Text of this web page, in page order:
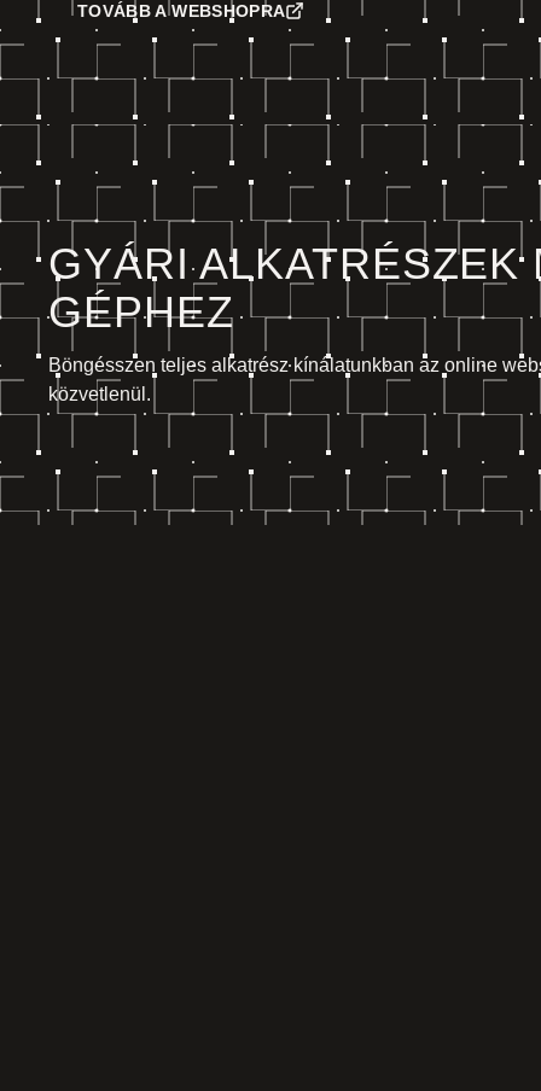
TOVÁBB A WEBSHOPRA
GYÁRI ALKATRÉSZEK
GÉPHEZ
Böngésszen teljes alkatrész kínálatunkban az online
közvetlenül.